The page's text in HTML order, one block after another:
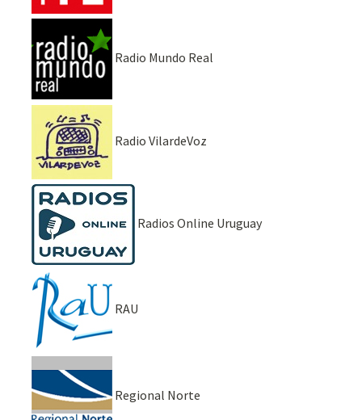
Radio Mundo Real
Radio VilardeVoz
Radios Online Uruguay
RAU
Regional Norte